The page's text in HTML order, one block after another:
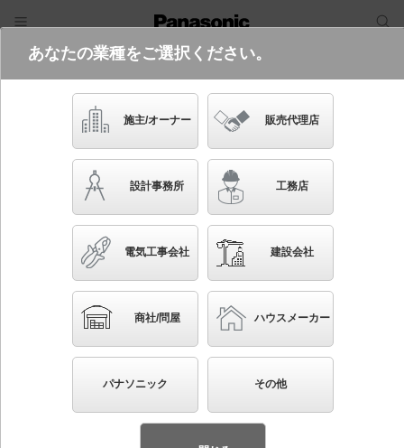
電気・建築設備（ビジネス）
フリーワード
品番・キーワード
かんたん照度計算
YYY20660K LB1
据置取付型 LED（温白色） 建築化照明器具 屋外
用 防噴流型・耐塵型（LED光源部）・防雨型（本
体）・調光タイプ（ライコン別売）／L600タイプ
SmartArchi（スマートアーキ） シームレス建築化照明
あなたの業種をご選択ください。
施主/オーナー 販売代理店
設計事務所 工務店
電気工事会社 建設会社
商社/問屋 ハウスメーカー
パナソニック その他